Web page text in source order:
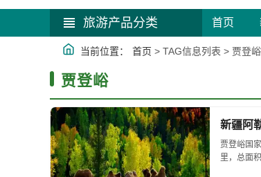
旅游产品分类 首页
当前位置： 首页 > TAG信息列表 > 贾登峪
贾登峪
新疆阿
贾登峪国
里，总面